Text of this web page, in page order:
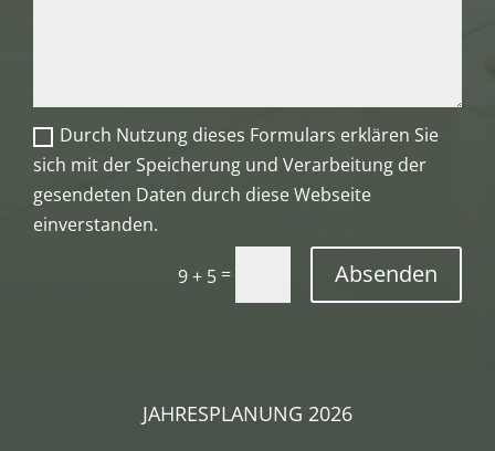
Durch Nutzung dieses Formulars erklären Sie
sich mit der Speicherung und Verarbeitung der
gesendeten Daten durch diese Webseite
einverstanden.
9 + 5 = Absenden
JAHRESPLANUNG 2026